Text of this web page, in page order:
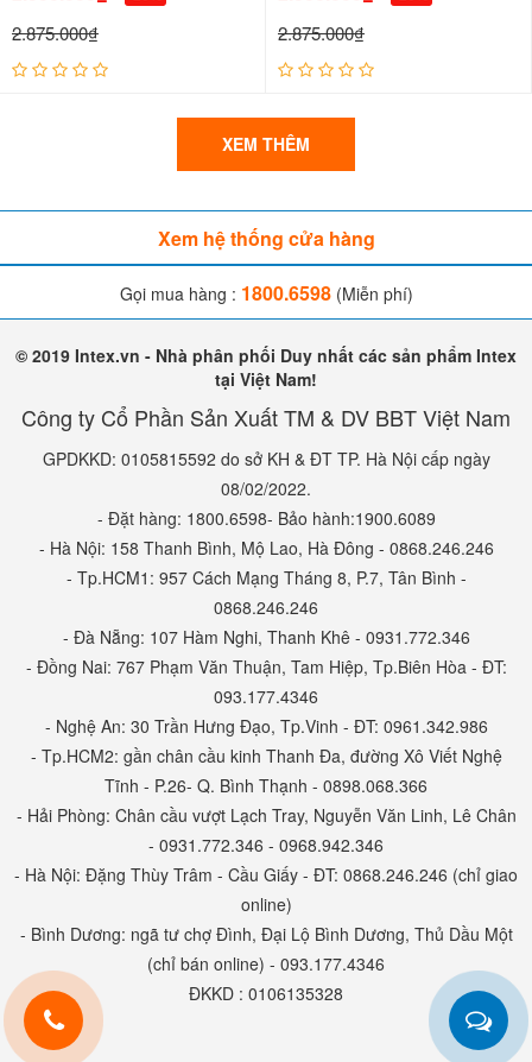
2.875.000₫ 2.875.000₫
XEM THÊM
Xem hệ thống cửa hàng
Gọi mua hàng : 1800.6598(Miễn phí)
© 2019 Intex.vn - Nhà phân phối Duy nhất các sản phẩm Intex
tại Việt Nam!
Công ty Cổ Phần Sản Xuất TM & DV BBT Việt Nam
GPDKKD: 0105815592 do sở KH & ĐT TP. Hà Nội cấp ngày
08/02/2022.
- Đặt hàng: 1800.6598- Bảo hành:1900.6089
- Hà Nội: 158 Thanh Bình, Mộ Lao, Hà Đông - 0868.246.246
- Tp.HCM1: 957 Cách Mạng Tháng 8, P.7, Tân Bình -
0868.246.246
- Đà Nẵng: 107 Hàm Nghi, Thanh Khê - 0931.772.346
- Đồng Nai: 767 Phạm Văn Thuận, Tam Hiệp, Tp.Biên Hòa - ĐT:
093.177.4346
- Nghệ An: 30 Trần Hưng Đạo, Tp.Vinh - ĐT: 0961.342.986
- Tp.HCM2: gần chân cầu kinh Thanh Đa, đường Xô Viết Nghệ
Tĩnh - P.26- Q. Bình Thạnh - 0898.068.366
- Hải Phòng: Chân cầu vượt Lạch Tray, Nguyễn Văn Linh, Lê Chân
- 0931.772.346 - 0968.942.346
- Hà Nội: Đặng Thùy Trâm - Cầu Giấy - ĐT: 0868.246.246 (chỉ giao
online)
- Bình Dương: ngã tư chợ Đình, Đại Lộ Bình Dương, Thủ Dầu Một
(chỉ bán online) - 093.177.4346
ĐKKD : 0106135328